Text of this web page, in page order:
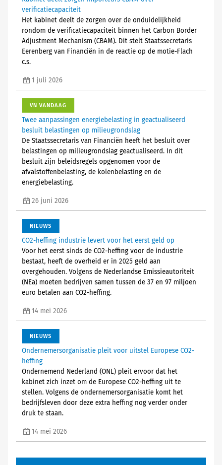
verificatiecapaciteit
Het kabinet deelt de zorgen over de onduidelijkheid
rondom de verificatiecapaciteit binnen het Carbon Border
Adjustment Mechanism (CBAM). Dit stelt Staatssecretaris
Eerenberg van Financiën in de reactie op de motie-Flach
c.s.
1 juli 2026
VN VANDAAG
Twee aanpassingen energiebelasting in geactualiseerd
besluit belastingen op milieugrondslag
De Staatssecretaris van Financiën heeft het besluit over
belastingen op milieugrondslag geactualiseerd. In dit
besluit zijn beleidsregels opgenomen voor de
afvalstoffenbelasting, de kolenbelasting en de
energiebelasting.
26 juni 2026
NIEUWS
CO2-heffing industrie levert voor het eerst geld op
Voor het eerst sinds de CO2-heffing voor de industrie
bestaat, heeft de overheid er in 2025 geld aan
overgehouden. Volgens de Nederlandse Emissieautoriteit
(NEa) moeten bedrijven samen tussen de 37 en 97 miljoen
euro betalen aan CO2-heffing.
14 mei 2026
NIEUWS
Ondernemersorganisatie pleit voor uitstel Europese CO2-
heffing
Ondernemend Nederland (ONL) pleit ervoor dat het
kabinet zich inzet om de Europese CO2-heffing uit te
stellen. Volgens de ondernemersorganisatie komt het
bedrijfsleven door deze extra heffing nog verder onder
druk te staan.
14 mei 2026